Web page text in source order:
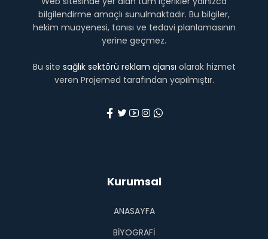
bilgilendirme amaçlı sunulmaktadır. Bu bilgiler,
hekim muayenesi, tanısı ve tedavi planlamasının
yerine geçmez.
Bu site sağlık sektörü reklam ajansı olarak hizmet
veren Projemed tarafından yapılmıştır.
Kurumsal
ANASAYFA
BIYOGRAFI